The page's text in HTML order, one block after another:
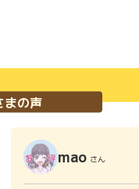
も見やすくて返礼品の
の納税額も勝手に集
稿されていて、商品
いでしょう。 ユーザ
まの声
mao さん